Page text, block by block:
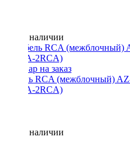
Нет в наличии
Кабель RCA (межблочный)
(2RCA-2RCA)
Нет в наличии